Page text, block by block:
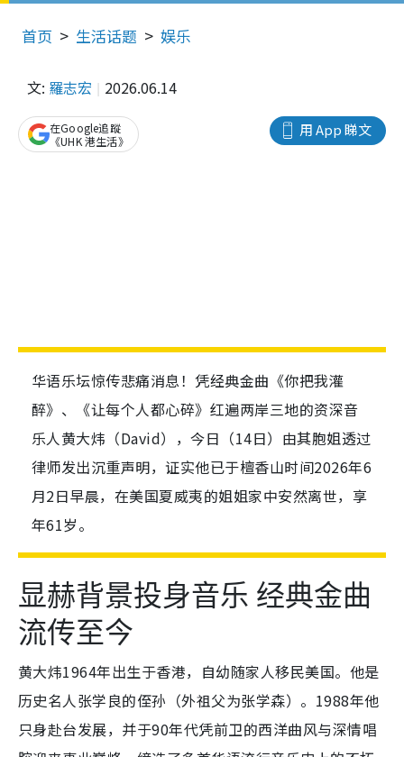
首页 生活话题 娱乐
文: 羅志宏 2026.06.14
用 App 睇文
在Google追蹤
《UHK 港生活》
华语乐坛惊传悲痛消息！凭经典金曲《你把我灌
醉》、《让每个人都心碎》红遍两岸三地的资深音
乐人黄大炜（David），今日（14日）由其胞姐透过
律师发出沉重声明，证实他已于檀香山时间2026年6
月2日早晨，在美国夏威夷的姐姐家中安然离世，享
年61岁。
显赫背景投身音乐 经典金曲
流传至今
黄大炜1964年出生于香港，自幼随家人移民美国。他是
历史名人张学良的侄孙（外祖父为张学森）。1988年他
只身赴台发展，并于90年代凭前卫的西洋曲风与深情唱